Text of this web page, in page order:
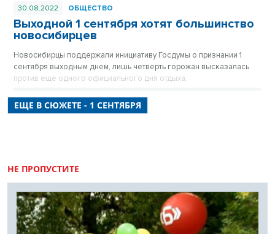
30.08.2022 ОБЩЕСТВО
Выходной 1 сентября хотят большинство
новосибирцев
Новосибирцы поддержали инициативу Госдумы о признании 1
сентября выходным днем, лишь четверть горожан высказалась
против еще одного официального дня отдыха.
ЕЩЕ В СЮЖЕТЕ - 1 СЕНТЯБРЯ
НЕ ПРОПУСТИТЕ